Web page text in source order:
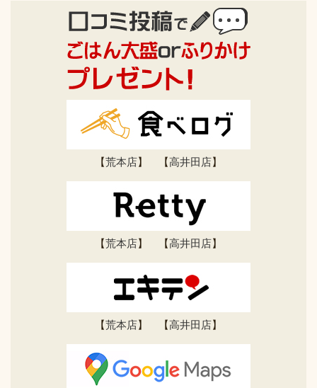
【荒本店】 【高井田店】
【荒本店】 【高井田店】
【荒本店】 【高井田店】